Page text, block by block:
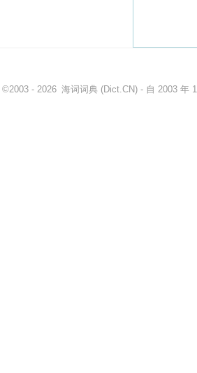
©2003 - 2026 海词词典 (Dict.CN) - 自 2003 年